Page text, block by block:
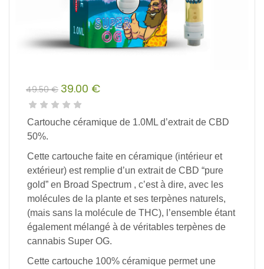
49.50€
Le
prix
initial
49.50 €.
39.00 €
Le
prix
actuel
39.00 €.
Cartouche céramique de 1.0ML d’extrait de CBD
50%.
Cette cartouche faite en céramique (intérieur et
extérieur) est remplie d’un extrait de CBD “pure
gold” en Broad Spectrum , c’est à dire, avec les
molécules de la plante et ses terpènes naturels,
(mais sans la molécule de THC), l’ensemble étant
également mélangé à de véritables terpènes de
cannabis Super OG.
Cette cartouche 100% céramique permet une